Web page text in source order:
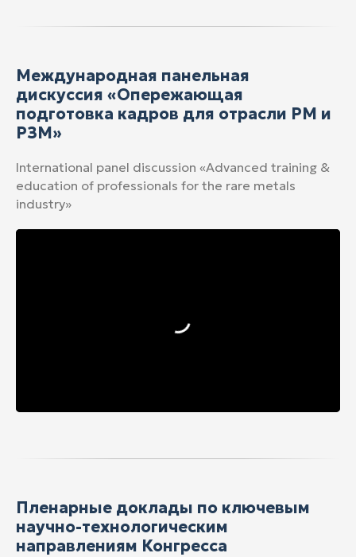
Международная панельная
дискуссия «Опережающая
подготовка кадров для отрасли РМ и
РЗМ»
International panel discussion «Advanced training &
education of professionals for the rare metals
industry»
Пленарные доклады по ключевым
научно-технологическим
направлениям Конгресса